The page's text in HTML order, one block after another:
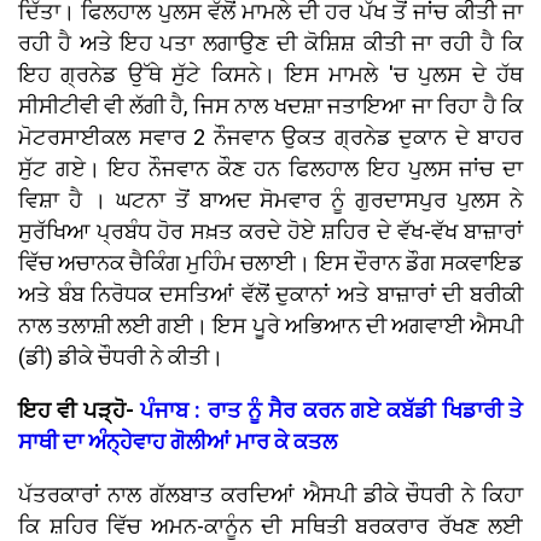
ਦਿੱਤਾ। ਫਿਲਹਾਲ ਪੁਲਸ ਵੱਲੋਂ ਮਾਮਲੇ ਦੀ ਹਰ ਪੱਖ ਤੋਂ ਜਾਂਚ ਕੀਤੀ ਜਾ
ਰਹੀ ਹੈ ਅਤੇ ਇਹ ਪਤਾ ਲਗਾਉਣ ਦੀ ਕੋਸ਼ਿਸ਼ ਕੀਤੀ ਜਾ ਰਹੀ ਹੈ ਕਿ
ਇਹ ਗ੍ਰਨੇਡ ਉੱਥੇ ਸੁੱਟੇ ਕਿਸਨੇ। ਇਸ ਮਾਮਲੇ 'ਚ ਪੁਲਸ ਦੇ ਹੱਥ
ਸੀਸੀਟੀਵੀ ਵੀ ਲੱਗੀ ਹੈ, ਜਿਸ ਨਾਲ ਖਦਸ਼ਾ ਜਤਾਇਆ ਜਾ ਰਿਹਾ ਹੈ ਕਿ
ਮੋਟਰਸਾਈਕਲ ਸਵਾਰ 2 ਨੌਜਵਾਨ ਉਕਤ ਗ੍ਰਨੇਡ ਦੁਕਾਨ ਦੇ ਬਾਹਰ
ਸੁੱਟ ਗਏ। ਇਹ ਨੌਜਵਾਨ ਕੌਣ ਹਨ ਫਿਲਹਾਲ ਇਹ ਪੁਲਸ ਜਾਂਚ ਦਾ
ਵਿਸ਼ਾ ਹੈ । ਘਟਨਾ ਤੋਂ ਬਾਅਦ ਸੋਮਵਾਰ ਨੂੰ ਗੁਰਦਾਸਪੁਰ ਪੁਲਸ ਨੇ
ਸੁਰੱਖਿਆ ਪ੍ਰਬੰਧ ਹੋਰ ਸਖ਼ਤ ਕਰਦੇ ਹੋਏ ਸ਼ਹਿਰ ਦੇ ਵੱਖ-ਵੱਖ ਬਾਜ਼ਾਰਾਂ
ਵਿੱਚ ਅਚਾਨਕ ਚੈਕਿੰਗ ਮੁਹਿੰਮ ਚਲਾਈ। ਇਸ ਦੌਰਾਨ ਡੌਗ ਸਕਵਾਇਡ
ਅਤੇ ਬੰਬ ਨਿਰੋਧਕ ਦਸਤਿਆਂ ਵੱਲੋਂ ਦੁਕਾਨਾਂ ਅਤੇ ਬਾਜ਼ਾਰਾਂ ਦੀ ਬਰੀਕੀ
ਨਾਲ ਤਲਾਸ਼ੀ ਲਈ ਗਈ। ਇਸ ਪੂਰੇ ਅਭਿਆਨ ਦੀ ਅਗਵਾਈ ਐਸਪੀ
(ਡੀ) ਡੀਕੇ ਚੌਧਰੀ ਨੇ ਕੀਤੀ।
ਇਹ ਵੀ ਪੜ੍ਹੋ-ਪੰਜਾਬ : ਰਾਤ ਨੂੰ ਸੈਰ ਕਰਨ ਗਏ ਕਬੱਡੀ ਖਿਡਾਰੀ ਤੇ
ਸਾਥੀ ਦਾ ਅੰਨ੍ਹੇਵਾਹ ਗੋਲੀਆਂ ਮਾਰ ਕੇ ਕਤਲ
ਪੱਤਰਕਾਰਾਂ ਨਾਲ ਗੱਲਬਾਤ ਕਰਦਿਆਂ ਐਸਪੀ ਡੀਕੇ ਚੌਧਰੀ ਨੇ ਕਿਹਾ
ਕਿ ਸ਼ਹਿਰ ਵਿੱਚ ਅਮਨ-ਕਾਨੂੰਨ ਦੀ ਸਥਿਤੀ ਬਰਕਰਾਰ ਰੱਖਣ ਲਈ